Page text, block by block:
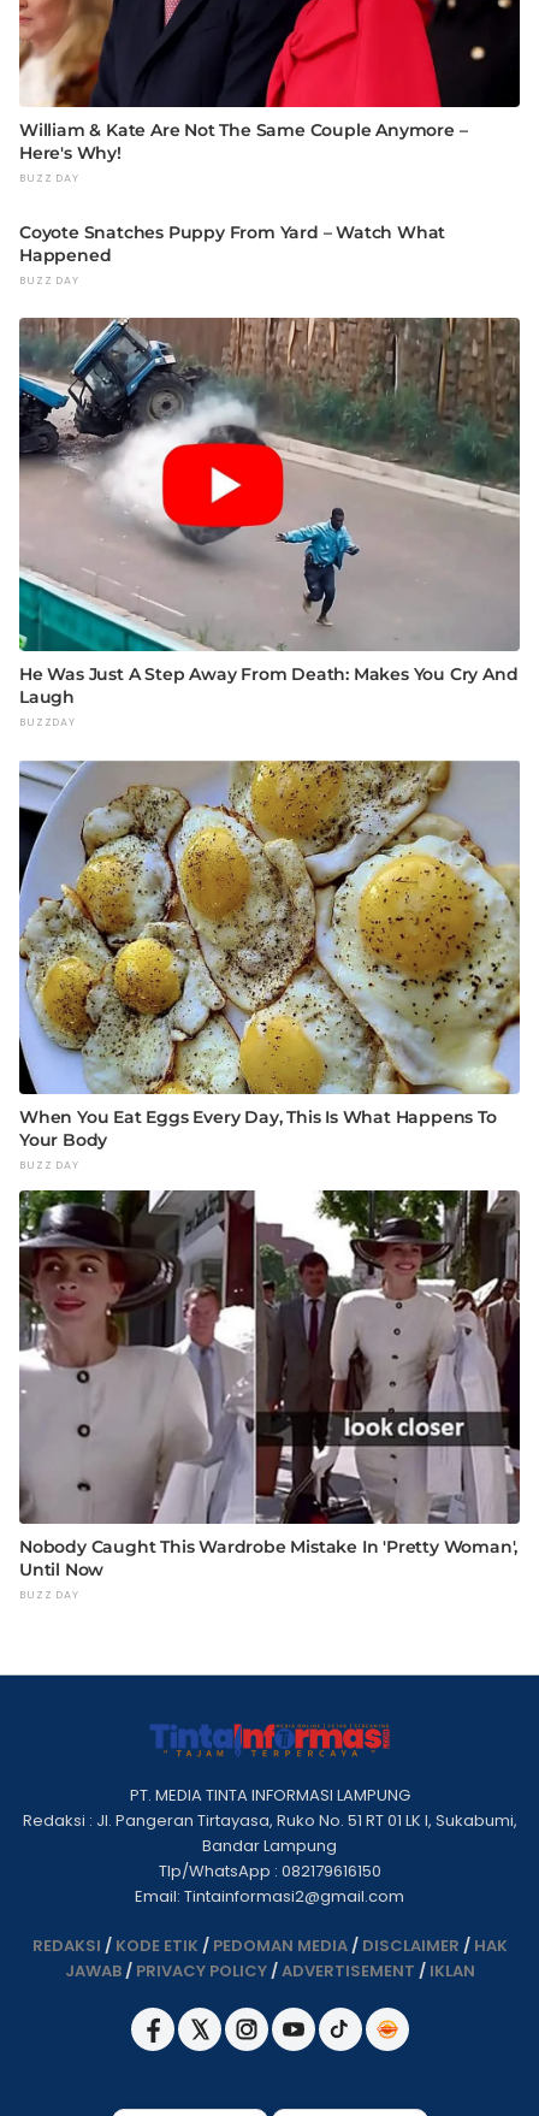
PT. MEDIA TINTA INFORMASI LAMPUNG
Redaksi : Jl. Pangeran Tirtayasa, Ruko No. 51 RT 01 LK I, Sukabumi,
Bandar Lampung
Tlp/WhatsApp : 082179616150
Email: Tintainformasi2@gmail.com
REDAKSI / KODE ETIK / PEDOMAN MEDIA/ DISCLAIMER / HAK
JAWAB/ PRIVACY POLICY/ADVERTISEMENT / IKLAN